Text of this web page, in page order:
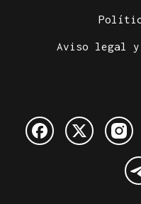
Aviso legal y